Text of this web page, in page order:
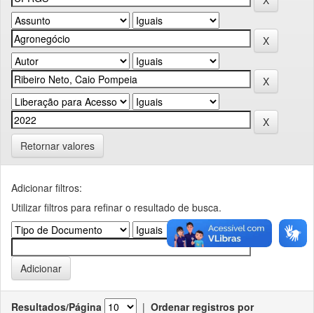
Retornar valores
Adicionar filtros:
Utilizar filtros para refinar o resultado de busca.
Resultados/Página | Ordenar registros por